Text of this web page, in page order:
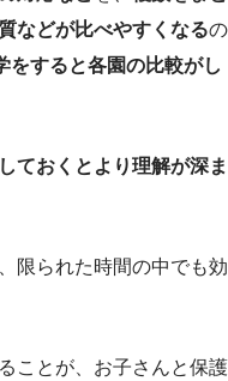
などが比べやすくなるの
をすると各園の比較がし
ておくとより理解が深ま
限られた時間の中でも効
ことが、お子さんと保護